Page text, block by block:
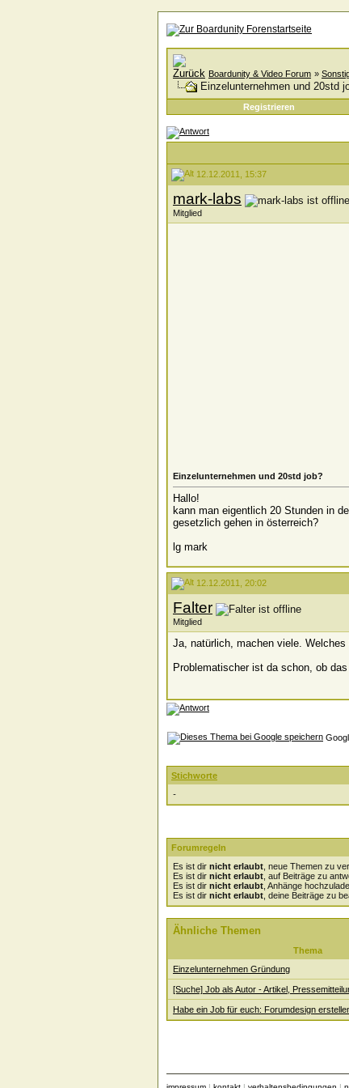
Boardunity & Video Forum »
Einzelunternehmen und 20std
Registrieren
12.12.2011, 15:37
mark-labs
Mitglied
Einzelunternehmen und 20std job?
Hallo!
kann man eigentlich 20 Stunden in
gesetzlich gehen in österreich?
lg mark
12.12.2011, 20:02
Falter
Mitglied
Ja, natürlich, machen viele.
Problematischer ist da schon, ob
Stichworte
-
Forumregeln
Es ist dir nicht erlaubt , neue Themen zu
Es ist dir nicht erlaubt , auf Beiträge zu
Es ist dir nicht erlaubt , Anhänge
Es ist dir nicht erlaubt , deine Beiträge zu
Ähnliche Themen
Thema
Einzelunternehmen Gründung
[Suche] Job als Autor - Artikel,
Habe ein Job für euch: Forumdesign